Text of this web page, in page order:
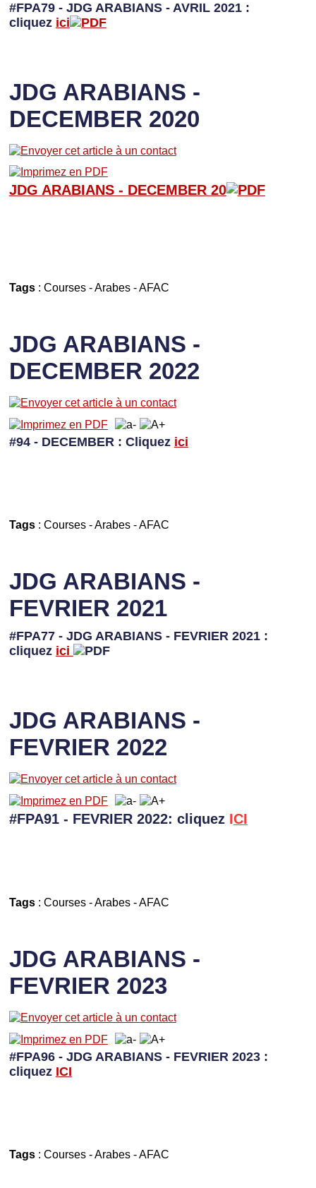
#FPA79 - JDG ARABIANS - AVRIL 2021 :
cliquez ici
JDG ARABIANS -
DECEMBER 2020
JDG ARABIANS - DECEMBER 20
Tags: Courses-Arabes-AFAC
JDG ARABIANS -
DECEMBER 2022
#94 - DECEMBER: Cliquez ici
Tags: Courses-Arabes-AFAC
JDG ARABIANS -
FEVRIER 2021
#FPA77 - JDG ARABIANS - FEVRIER 2021 :
cliquez ici
JDG ARABIANS -
FEVRIER 2022
#FPA91 - FEVRIER 2022: cliquez ICI
Tags: Courses-Arabes-AFAC
JDG ARABIANS -
FEVRIER 2023
#FPA96 - JDG ARABIANS - FEVRIER 2023 :
cliquez ICI
Tags: Courses-Arabes-AFAC